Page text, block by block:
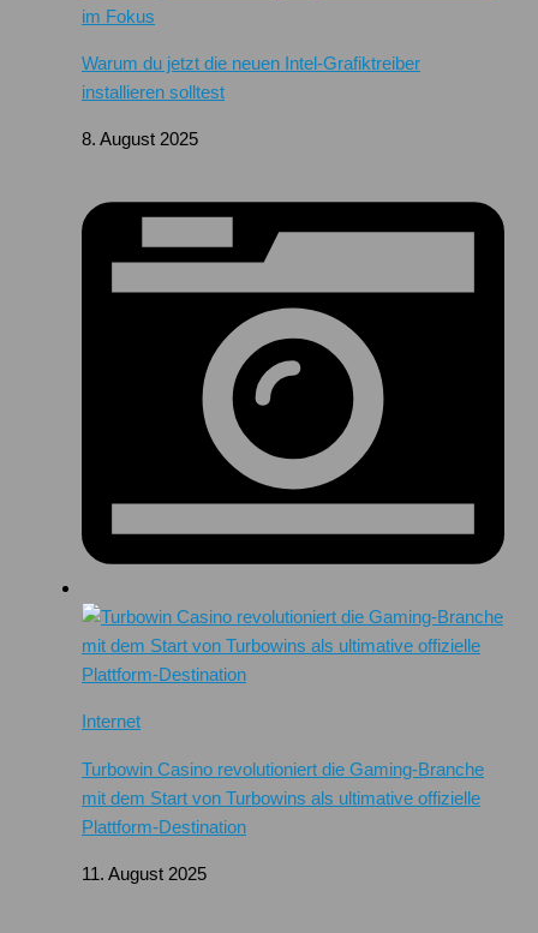
im Fokus
Warum du jetzt die neuen Intel-Grafiktreiber
installieren solltest
8. August 2025
Internet
Turbowin Casino revolutioniert die Gaming-Branche
mit dem Start von Turbowins als ultimative offizielle
Plattform-Destination
11. August 2025